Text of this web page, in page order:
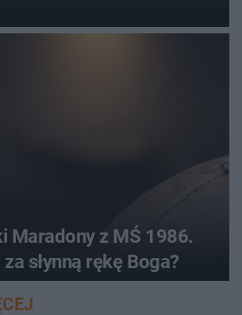
Maradony z MŚ 1986.
za słynną rękę Boga?